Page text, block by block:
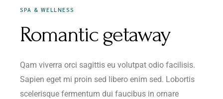
SPA & WELLNESS
Romantic getaway
Qam viverra orci sagittis eu volutpat odio facilisis.
Sapien eget mi proin sed libero enim sed. Lobortis
scelerisque fermentum dui faucibus in ornare